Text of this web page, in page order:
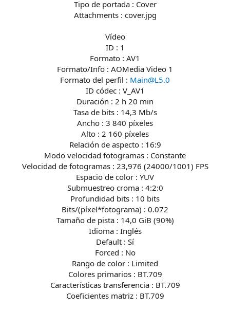
Tipo de portada : Cover
Attachments : cover.jpg
Vídeo
ID : 1
Formato : AV1
Formato/Info : AOMedia Video 1
Formato del perfil : Main@L5.0
ID códec : V_AV1
Duración : 2 h 20 min
Tasa de bits : 14,3 Mb/s
Ancho : 3 840 píxeles
Alto : 2 160 píxeles
Relación de aspecto : 16:9
Modo velocidad fotogramas : Constante
Velocidad de fotogramas : 23,976 (24000/1001) FPS
Espacio de color : YUV
Submuestreo croma : 4:2:0
Profundidad bits : 10 bits
Bits/(píxel*fotograma) : 0.072
Tamaño de pista : 14,0 GiB (90%)
Idioma : Inglés
Default : Sí
Forced : No
Rango de color : Limited
Colores primarios : BT.709
Características transferencia : BT.709
Coeficientes matriz : BT.709